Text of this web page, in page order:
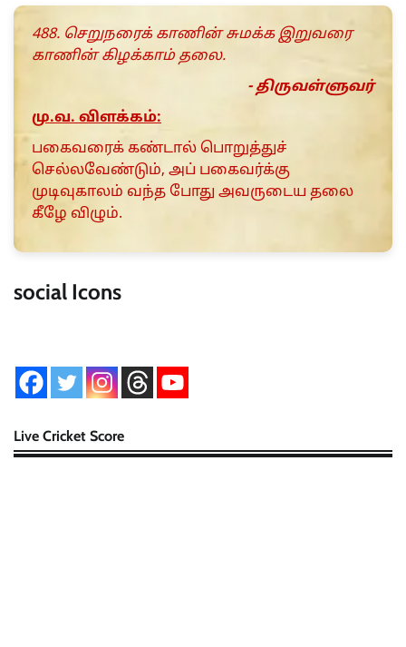
488. செறுநரைக் காணின் சுமக்க இறுவரை
காணின் கிழக்காம் தலை.
- திருவள்ளுவர்
மு.வ. விளக்கம்:
பகைவரைக் கண்டால் பொறுத்துச்
செல்லவேண்டும், அப் பகைவர்க்கு
முடிவுகாலம் வந்த போது அவருடைய தலை
கீழே விழும்.
social Icons
Live Cricket Score